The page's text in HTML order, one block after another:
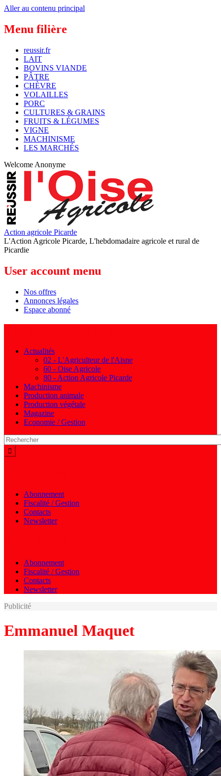
Aller au contenu principal
Menu filière
reussir.fr
LAIT
BOVINS VIANDE
PÂTRE
CHÈVRE
VOLAILLES
PORC
CULTURES & GRAINS
FRUITS & LÉGUMES
VIGNE
MACHINISME
LES MARCHÉS
Welcome Anonyme
Action agricole Picarde
L'Action Agricole Picarde, L'hebdomadaire agricole et rural de
Picardie
User account menu
Nos offres
Annonces légales
Espace abonné
Actualités
02 - L'Agriculteur de l'Aisne
60 - Oise Agricole
80 - Action Agricole Picarde
Machinisme
Production animale
Production végétale
Magazine
Economie / Gestion
Abonnement
Fiscalité / Gestion
Contacts
Newsletter
Abonnement
Fiscalité / Gestion
Contacts
Newsletter
Publicité
Emmanuel Maquet